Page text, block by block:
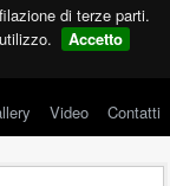
di terze parti.
Accetto
Video Contatti